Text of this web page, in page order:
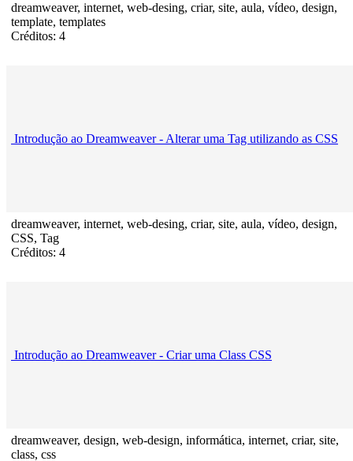
dreamweaver, internet, web-desing, criar, site, aula, vídeo, design,
template, templates
Créditos: 4
Introdução ao Dreamweaver - Alterar uma Tag utilizando as CSS
dreamweaver, internet, web-desing, criar, site, aula, vídeo, design,
CSS, Tag
Créditos: 4
Introdução ao Dreamweaver - Criar uma Class CSS
dreamweaver, design, web-design, informática, internet, criar, site,
class, css